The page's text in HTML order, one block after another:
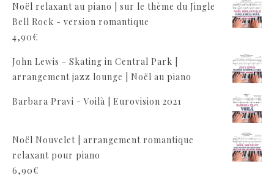
Noël relaxant au piano | sur le thème du Jingle
Bell Rock - version romantique
4,90€
John Lewis - Skating in Central Park |
arrangement jazz lounge | Noël au piano
Barbara Pravi - Voilà | Eurovision 2021
Noël Nouvelet | arrangement romantique
relaxant pour piano
6,90€